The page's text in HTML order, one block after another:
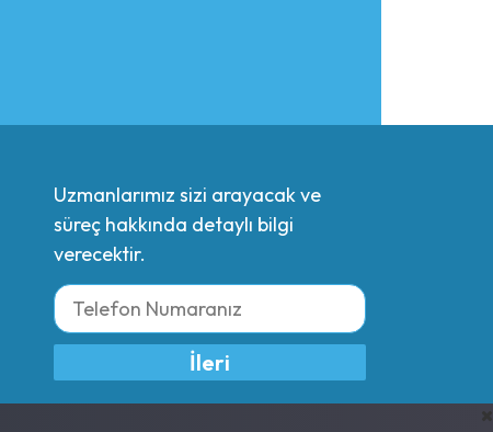
Uzmanlarımız sizi arayacak ve
süreç hakkında detaylı bilgi
verecektir.
İleri